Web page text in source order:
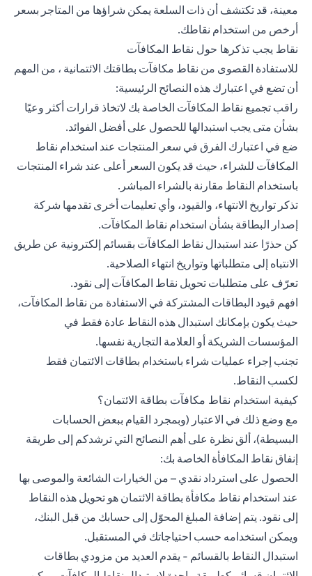
معينة، قد تكتشف أن ذات السلعة يمكن شراؤها من المتاجر بسعر
أرخص من استخدام نقاطك.
نقاط يجب تذكرها حول نقاط المكافآت
للاستفادة القصوى من نقاط مكافآت بطاقتك الائتمانية ، من المهم
أن تضع في اعتبارك هذه النصائح الرئيسية:
راقب تجميع نقاط المكافآت الخاصة بك لاتخاذ قرارات أكثر وعيًا
بشأن متى يجب استبدالها للحصول على أفضل الفوائد.
ضع في اعتبارك الفرق في سعر المنتجات عند استخدام نقاط
المكافآت للشراء، حيث قد يكون السعر أعلى عند شراء المنتجات
باستخدام النقاط مقارنة بالشراء المباشر.
تذكر تواريخ الانتهاء، والقيود، وأي تعليمات أخرى تقدمها شركة
إصدار البطاقة بشأن استخدام نقاط المكافآت.
كن حذرًا عند استبدال نقاط المكافآت بقسائم إلكترونية عن طريق
الانتباه إلى متطلباتها وتواريخ انتهاء الصلاحية.
تعرّف على متطلبات تحويل نقاط المكافآت إلى نقود.
افهم قيود البطاقات المشتركة في الاستفادة من نقاط المكافآت،
حيث يكون بإمكانك استبدال هذه النقاط عادة فقط في
المؤسسات الشريكة أو العلامة التجارية نفسها.
تجنب إجراء عمليات شراء باستخدام بطاقات الائتمان فقط
لكسب النقاط.
كيفية استخدام نقاط مكافآت بطاقة الائتمان؟
مع وضع ذلك في الاعتبار (وبمجرد القيام ببعض الحسابات
البسيطة)، ألق نظرة على أهم النصائح التي ترشدكم إلى طريقة
إنفاق نقاط المكافأة الخاصة بك:
الحصول على استرداد نقدي – من الخيارات الشائعة والموصى بها
عند استخدام نقاط مكافأة بطاقة الائتمان هو تحويل هذه النقاط
إلى نقود. يتم إضافة المبلغ المحوّل إلى حسابك من قبل البنك،
ويمكن استخدامه حسب احتياجاتك في المستقبل.
استبدال النقاط بالقسائم - يقدم العديد من مزودي بطاقات